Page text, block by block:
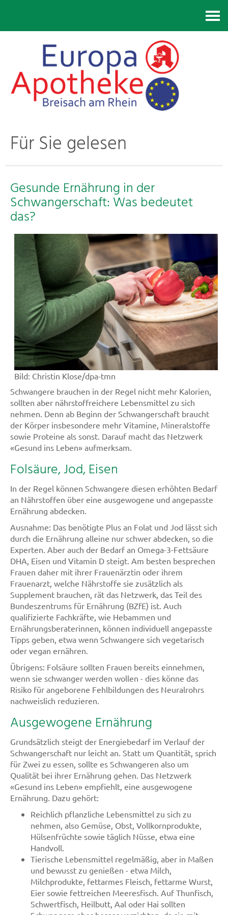
Für Sie gelesen
Gesunde Ernährung in der
Schwangerschaft: Was bedeutet
das?
Bild: Christin Klose/dpa-tmn
Schwangere brauchen in der Regel nicht mehr Kalorien,
sollten aber nährstoffreichere Lebensmittel zu sich
nehmen. Denn ab Beginn der Schwangerschaft braucht
der Körper insbesondere mehr Vitamine, Mineralstoffe
sowie Proteine als sonst. Darauf macht das Netzwerk
«Gesund ins Leben» aufmerksam.
Folsäure, Jod, Eisen
In der Regel können Schwangere diesen erhöhten Bedarf
an Nährstoffen über eine ausgewogene und angepasste
Ernährung abdecken.
Ausnahme: Das benötigte Plus an Folat und Jod lässt sich
durch die Ernährung alleine nur schwer abdecken, so die
Experten. Aber auch der Bedarf an Omega-3-Fettsäure
DHA, Eisen und Vitamin D steigt. Am besten besprechen
Frauen daher mit ihrer Frauenärztin oder ihrem
Frauenarzt, welche Nährstoffe sie zusätzlich als
Supplement brauchen, rät das Netzwerk, das Teil des
Bundeszentrums für Ernährung (BZfE) ist. Auch
qualifizierte Fachkräfte, wie Hebammen und
Ernährungsberaterinnen, können individuell angepasste
Tipps geben, etwa wenn Schwangere sich vegetarisch
oder vegan ernähren.
Übrigens: Folsäure sollten Frauen bereits einnehmen,
wenn sie schwanger werden wollen - dies könne das
Risiko für angeborene Fehlbildungen des Neuralrohrs
nachweislich reduzieren.
Ausgewogene Ernährung
Grundsätzlich steigt der Energiebedarf im Verlauf der
Schwangerschaft nur leicht an. Statt um Quantität, sprich
für Zwei zu essen, sollte es Schwangeren also um
Qualität bei ihrer Ernährung gehen. Das Netzwerk
«Gesund ins Leben» empfiehlt, eine ausgewogene
Ernährung. Dazu gehört:
Reichlich pflanzliche Lebensmittel zu sich zu
nehmen, also Gemüse, Obst, Vollkornprodukte,
Hülsenfrüchte sowie täglich Nüsse, etwa eine
Handvoll.
Tierische Lebensmittel regelmäßig, aber in Maßen
und bewusst zu genießen - etwa Milch,
Milchprodukte, fettarmes Fleisch, fettarme Wurst,
Eier sowie fettreichen Meeresfisch. Auf Thunfisch,
Schwertfisch, Heilbutt, Aal oder Hai sollten